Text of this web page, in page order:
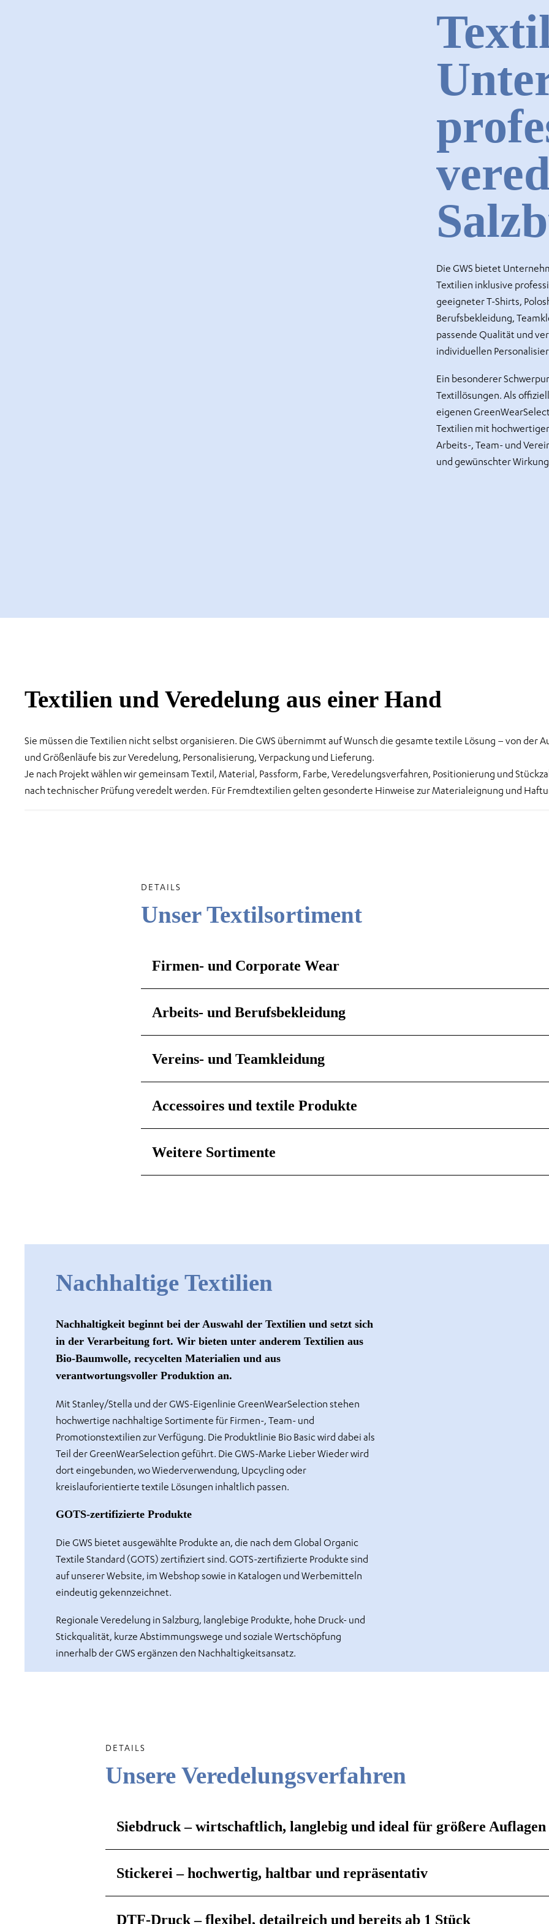
Die GWS bietet
Textilien inklusive
geeigneter T-Shirts,
Berufsbekleidung,
passende Qualität und
individuellen
Ein besonderer
Textillösungen. Als
eigenen
Textilien mit
Arbeits-, Team- und
und gewünschter
Textilien und Veredelung aus einer Hand
Sie müssen die Textilien nicht selbst organisieren. Die GWS übernimmt auf Wunsch die gesamte textile Lösung – von
und Größenläufe bis zur Veredelung, Personalisierung, Verpackung und Lieferung.
Je nach Projekt wählen wir gemeinsam Textil, Material, Passform, Farbe, Veredelungsverfahren, Positionierung und
nach technischer Prüfung veredelt werden. Für Fremdtextilien gelten gesonderte Hinweise zur Materialeignung und
DETAILS
Unser Textilsortiment
Firmen- und Corporate Wear
Arbeits- und Berufsbekleidung
Vereins- und Teamkleidung
Accessoires und textile Produkte
Weitere Sortimente
Nachhaltige Textilien
Nachhaltigkeit beginnt bei der Auswahl der Textilien und setzt sich
in der Verarbeitung fort. Wir bieten unter anderem Textilien aus
Bio-Baumwolle, recycelten Materialien und aus
verantwortungsvoller Produktion an.
Mit Stanley/Stella und der GWS-Eigenlinie GreenWearSelection stehen
hochwertige nachhaltige Sortimente für Firmen-, Team- und
Promotionstextilien zur Verfügung. Die Produktlinie Bio Basic wird dabei als
Teil der GreenWearSelection geführt. Die GWS-Marke Lieber Wieder wird
dort eingebunden, wo Wiederverwendung, Upcycling oder
kreislauforientierte textile Lösungen inhaltlich passen.
GOTS-zertifizierte Produkte
Die GWS bietet ausgewählte Produkte an, die nach dem Global Organic
Textile Standard (GOTS) zertifiziert sind. GOTS-zertifizierte Produkte sind
auf unserer Website, im Webshop sowie in Katalogen und Werbemitteln
eindeutig gekennzeichnet.
Regionale Veredelung in Salzburg, langlebige Produkte, hohe Druck- und
Stickqualität, kurze Abstimmungswege und soziale Wertschöpfung
innerhalb der GWS ergänzen den Nachhaltigkeitsansatz.
DETAILS
Unsere Veredelungsverfahren
Siebdruck – wirtschaftlich, langlebig und ideal für größere Auflagen
Stickerei – hochwertig, haltbar und repräsentativ
DTF-Druck – flexibel, detailreich und bereits ab 1 Stück